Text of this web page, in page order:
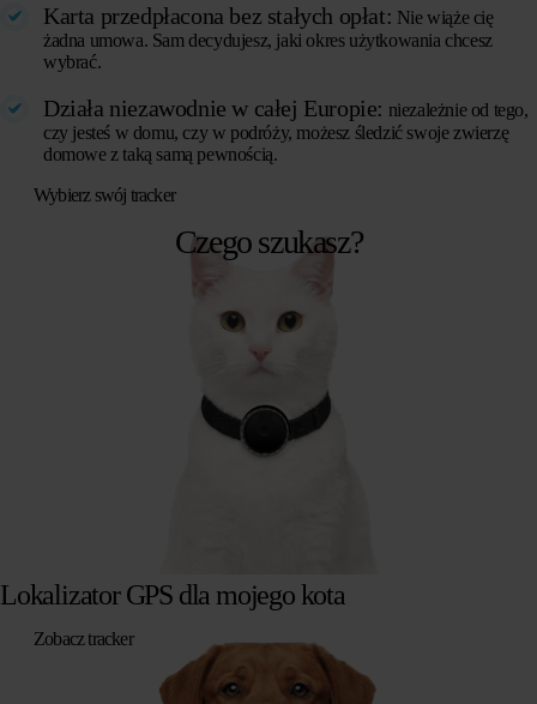
Karta przedpłacona bez stałych opłat: Nie wiąże cię
żadna umowa. Sam decydujesz, jaki okres użytkowania chcesz
wybrać.
Działa niezawodnie w całej Europie: niezależnie od tego,
czy jesteś w domu, czy w podróży, możesz śledzić swoje zwierzę
domowe z taką samą pewnością.
Wybierz swój tracker
Czego szukasz?
Lokalizator GPS dla mojego kota
Zobacz tracker